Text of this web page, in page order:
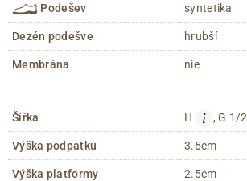
Podešev syntetika
Dezén podešve hrubší
Membrána nie
Šířka H i , G 1/2
Výška podpatku 3.5cm
Výška platformy 2.5cm